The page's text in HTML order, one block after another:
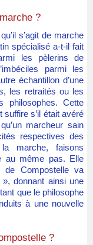
?
spécialisé a-t-il fait
les pèlerins de
parmi les
échantillon d’une
les retraités ou les
philosophes. Cette
s’il était avéré
marcheur sain
respectives des
marche, faisons
au même pas. Elle
Compostelle va
», donnant ainsi une
que le philosophe
à une nouvelle
?